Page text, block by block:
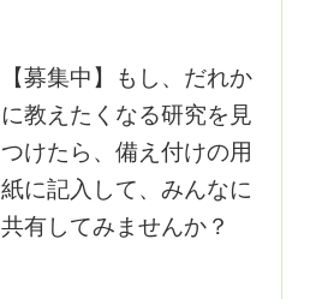
【募集中】もし、だれか
に教えたくなる研究を見
つけたら、備え付けの用
紙に記入して、みんなに
共有してみませんか？